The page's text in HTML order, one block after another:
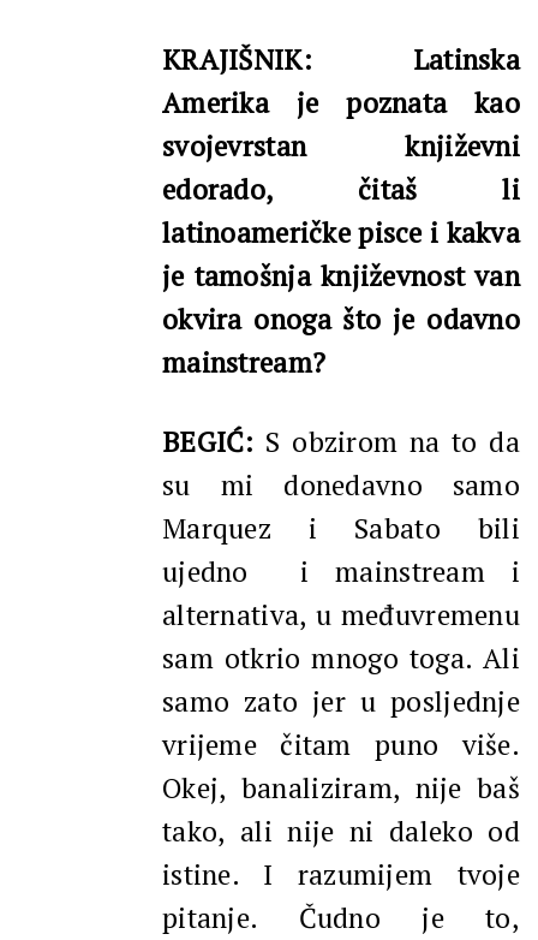
KRAJIŠNIK: Latinska
Amerika je poznata kao
svojevrstan književni
edorado, čitaš li
latinoameričke pisce i kakva
je tamošnja književnost van
okvira onoga što je odavno
mainstream?
BEGIĆ: S obzirom na to da
su mi donedavno samo
Marquez i Sabato bili
ujedno i mainstream i
alternativa, u međuvremenu
sam otkrio mnogo toga. Ali
samo zato jer u posljednje
vrijeme čitam puno više.
Okej, banaliziram, nije baš
tako, ali nije ni daleko od
istine. I razumijem tvoje
pitanje. Čudno je to,